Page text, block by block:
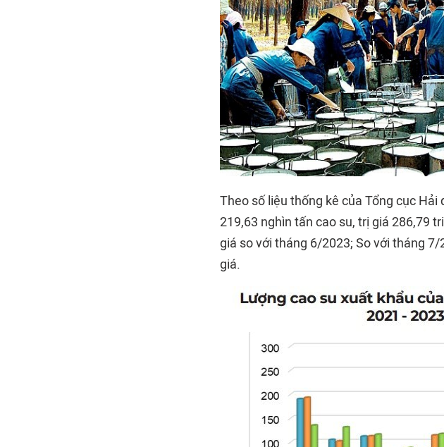
Theo số liệu thống kê của Tổng cục
219,63 nghìn tấn cao su, trị giá 286,79
giá so với tháng 6/2023; So với tháng
giá.